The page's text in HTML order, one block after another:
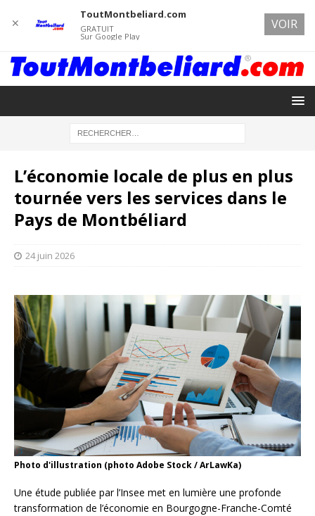
L’économie locale de plus en plus
tournée vers les services dans le
Pays de Montbéliard
24 juin 2026
Photo d'illustration (photo Adobe Stock / ArLawKa)
Une étude publiée par l’Insee met en lumière une profonde
transformation de l’économie en Bourgogne-Franche-Comté
✕
ToutMontbeliard.com
GRATUIT
Sur Google Play
VOIR